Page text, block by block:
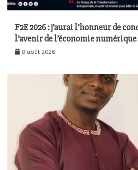
F2E 2026 : j’aurai l’honneur de
l’avenir de l’économie
8 août 2026